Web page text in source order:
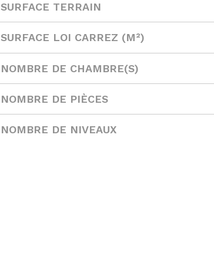
SURFACE TERRAIN
SURFACE LOI CARREZ (M²)
NOMBRE DE CHAMBRE(S)
NOMBRE DE PIÈCES
NOMBRE DE NIVEAUX